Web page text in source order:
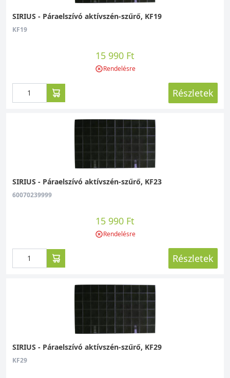
SIRIUS - Páraelszívó aktívszén-szűrő, KF19
KF19
15 990 Ft
Rendelésre
Részletek
SIRIUS - Páraelszívó aktívszén-szűrő, KF23
60070239999
15 990 Ft
Rendelésre
Részletek
SIRIUS - Páraelszívó aktívszén-szűrő, KF29
KF29